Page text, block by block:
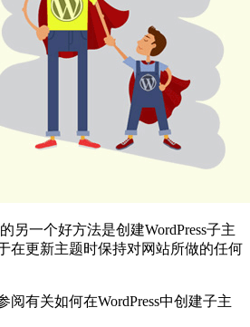
另一个好方法是创建WordPress子主
在更新主题时保持对网站所做的任何
阅有关如何在WordPress中创建子主